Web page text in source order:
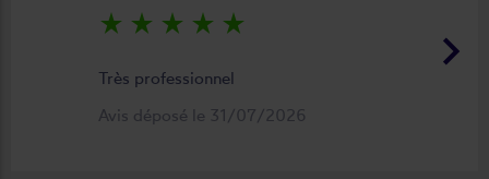
keyboard_arrow_right
star_rate star_rate star_rate star_rate star_rate
Très professionnel
Avis déposé le 31/07/2026